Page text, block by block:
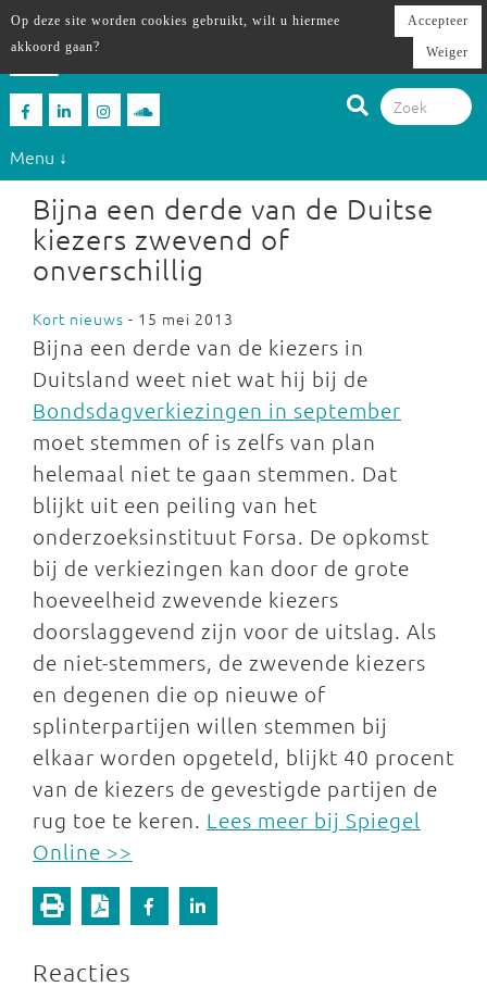
Menu ↓
Bijna een derde van de Duitse
kiezers zwevend of
onverschillig
Kort nieuws - 15 mei 2013
Bijna een derde van de kiezers in
Duitsland weet niet wat hij bij de
Bondsdagverkiezingen in september
moet stemmen of is zelfs van plan
helemaal niet te gaan stemmen. Dat
blijkt uit een peiling van het
onderzoeksinstituut Forsa. De opkomst
bij de verkiezingen kan door de grote
hoeveelheid zwevende kiezers
doorslaggevend zijn voor de uitslag. Als
de niet-stemmers, de zwevende kiezers
en degenen die op nieuwe of
splinterpartijen willen stemmen bij
elkaar worden opgeteld, blijkt 40 procent
van de kiezers de gevestigde partijen de
rug toe te keren. Lees meer bij Spiegel
Online >>
Reacties
Op deze site worden cookies gebruikt, wilt u hiermee
akkoord gaan?
Accepteer
Weiger